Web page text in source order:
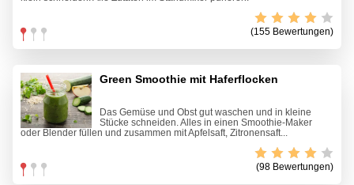
(155 Bewertungen)
Green Smoothie mit Haferflocken
Das Gemüse und Obst gut waschen und in kleine
Stücke schneiden. Alles in einen Smoothie-Maker
oder Blender füllen und zusammen mit Apfelsaft, Zitronensaft...
(98 Bewertungen)